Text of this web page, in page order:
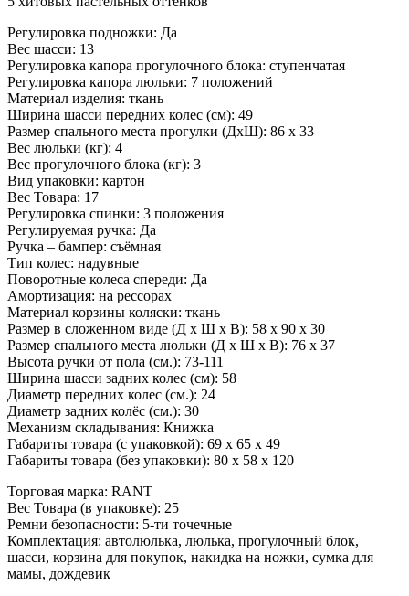
Регулировка подножки: Да
Вес шасси: 13
Регулировка капора прогулочного блока: ступенчатая
Регулировка капора люльки: 7 положений
Материал изделия: ткань
Ширина шасси передних колес (см): 49
Размер спального места прогулки (ДхШ): 86 x 33
Вес люльки (кг): 4
Вес прогулочного блока (кг): 3
Вид упаковки: картон
Вес Товара: 17
Регулировка спинки: 3 положения
Регулируемая ручка: Да
Ручка – бампер: съёмная
Тип колес: надувные
Поворотные колеса спереди: Да
Амортизация: на рессорах
Материал корзины коляски: ткань
Размер в сложенном виде (Д x Ш x В): 58 x 90 x 30
Размер спального места люльки (Д x Ш x В): 76 x 37
Высота ручки от пола (см.): 73-111
Ширина шасси задних колес (см): 58
Диаметр передних колес (см.): 24
Диаметр задних колёс (см.): 30
Механизм складывания: Книжка
Габариты товара (с упаковкой): 69 x 65 x 49
Габариты товара (без упаковки): 80 x 58 x 120
Торговая марка: RANT
Вес Товара (в упаковке): 25
Ремни безопасности: 5-ти точечные
Комплектация: автолюлька, люлька, прогулочный блок,
шасси, корзина для покупок, накидка на ножки, сумка для
мамы, дождевик